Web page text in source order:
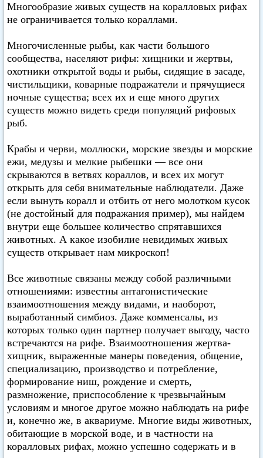
Многообразие живых существ на коралловых рифах
не ограничивается только кораллами.
Многочисленные рыбы, как части большого
сообщества, населяют рифы: хищники и жертвы,
охотники открытой воды и рыбы, сидящие в засаде,
чистильщики, коварные подражатели и прячущиеся
ночные существа; всех их и еще много других
существ можно видеть среди популяций рифовых
рыб.
Крабы и черви, моллюски, морские звезды и морские
ежи, медузы и мелкие рыбешки — все они
скрываются в ветвях кораллов, и всех их могут
открыть для себя внимательные наблюдатели. Даже
если вынуть коралл и отбить от него молотком кусок
(не достойный для подражания пример), мы найдем
внутри еще большее количество спрятавшихся
животных. А какое изобилие невидимых живых
существ открывает нам микроскоп!
Все животные связаны между собой различными
отношениями: известны антагонистические
взаимоотношения между видами, и наоборот,
выработанный симбиоз. Даже комменсалы, из
которых только один партнер получает выгоду, часто
встречаются на рифе. Взаимоотношения жертва-
хищник, выраженные манеры поведения, общение,
специализацию, производство и потребление,
формирование ниш, рождение и смерть,
размножение, приспособление к чрезвычайным
условиям и многое другое можно наблюдать на рифе
и, конечно же, в аквариуме. Многие виды животных,
обитающие в морской воде, и в частности на
коралловых рифах, можно успешно содержать и в